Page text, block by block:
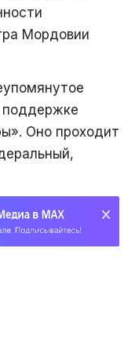
Мордовии
поддержке
Оно проходит